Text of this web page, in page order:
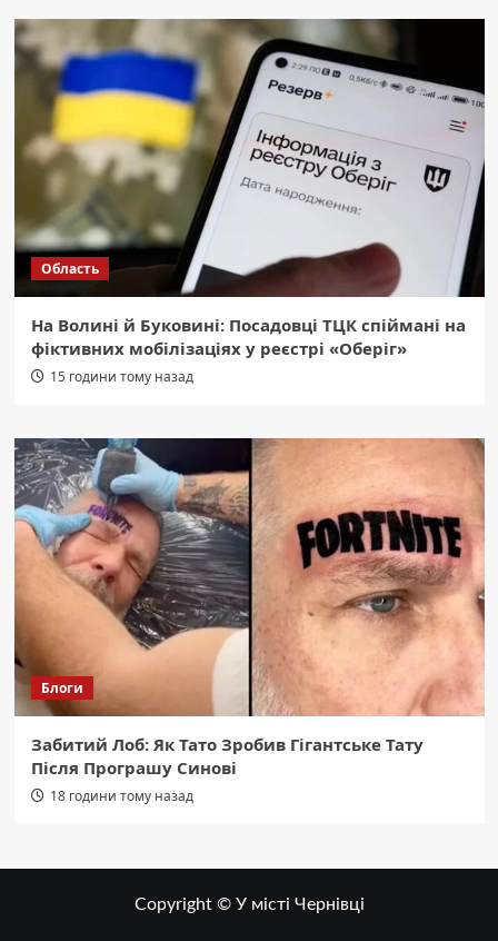
Область
На Волині й Буковині: Посадовці ТЦК спіймані на
фіктивних мобілізаціях у реєстрі «Оберіг»
15 години тому назад
Блоги
Забитий Лоб: Як Тато Зробив Гігантське Тату
Після Програшу Синові
18 години тому назад
Copyright © У місті Чернівці